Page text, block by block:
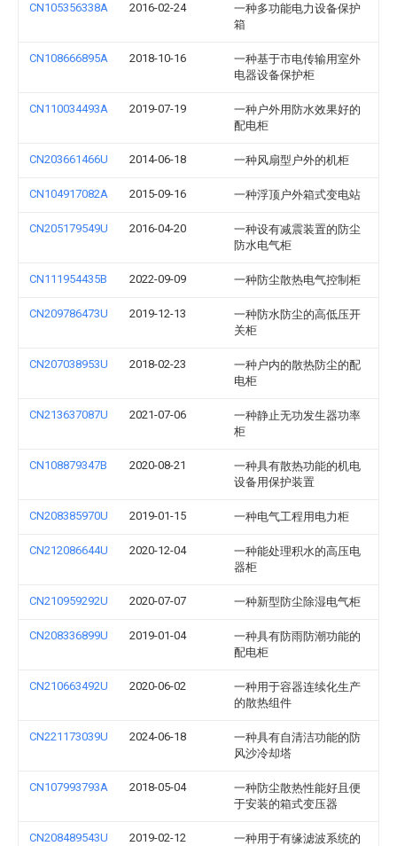
CN105356338A 2016-02-24
一种多功能电力设备保护
箱
CN108666895A 2018-10-16
一种基于市电传输用室外
电器设备保护柜
CN110034493A 2019-07-19
一种户外用防水效果好的
配电柜
CN203661466U 2014-06-18 一种风扇型户外的机柜
CN104917082A 2015-09-16 一种浮顶户外箱式变电站
CN205179549U 2016-04-20
一种设有减震装置的防尘
防水电气柜
CN111954435B 2022-09-09 一种防尘散热电气控制柜
CN209786473U 2019-12-13
一种防水防尘的高低压开
关柜
CN207038953U 2018-02-23
一种户内的散热防尘的配
电柜
CN213637087U 2021-07-06
一种静止无功发生器功率
柜
CN108879347B 2020-08-21
一种具有散热功能的机电
设备用保护装置
CN208385970U 2019-01-15 一种电气工程用电力柜
CN212086644U 2020-12-04
一种能处理积水的高压电
器柜
CN210959292U 2020-07-07 一种新型防尘除湿电气柜
CN208336899U 2019-01-04
一种具有防雨防潮功能的
配电柜
CN210663492U 2020-06-02
一种用于容器连续化生产
的散热组件
CN221173039U 2024-06-18
一种具有自清洁功能的防
风沙冷却塔
CN107993793A 2018-05-04
一种防尘散热性能好且便
于安装的箱式变压器
CN208489543U 2019-02-12
一种用于有缘滤波系统的